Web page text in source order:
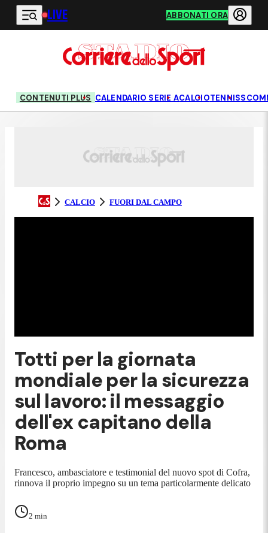
Vai al contenuto principale
LIVE ABBONATI ORA
CONTENUTI PLUS CALENDARIO SERIE ACALCIOTENNIS
CALCIO FUORI DAL CAMPO
Totti per la giornata
mondiale per la sicurezza
sul lavoro: il messaggio
dell'ex capitano della
Roma
Francesco, ambasciatore e testimonial del nuovo spot di Cofra,
rinnova il proprio impegno su un tema particolarmente delicato
2 min